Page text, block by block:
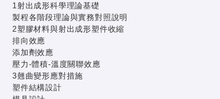
1射出成形科學理論基礎
製程各階段理論與實務對照說明
2塑膠材料與射出成形塑件收縮
排向效應
添加劑效應
壓力-體積-溫度關聯效應
3翹曲變形應對措施
塑件結構設計